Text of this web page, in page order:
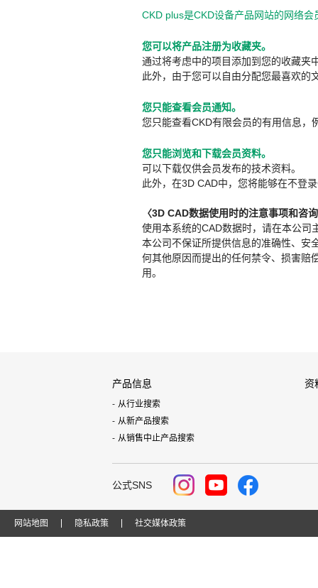
CKD plus是CKD设备产品网站的网络
您可以将产品注册为收藏夹。
通过将考虑中的项目添加到您的收藏夹
此外，由于您可以自由分配您最喜欢的
您只能查看会员通知。
您只能查看CKD有限会员的有用信息，
您只能浏览和下载会员资料。
可以下载仅供会员发布的技术资料。
此外，在3D CAD中，您将能够在不登
〈3D CAD数据使用时的注意事项和咨
使用本系统的CAD数据时，请在本公司
本公司不保证所提供信息的准确性、安
何其他原因而提出的任何禁令、损害赔
用。
产品信息
从行业搜索
从新产品搜索
从销售中止产品搜索
资
公式SNS
网站地图 隐私政策 社交媒体政策